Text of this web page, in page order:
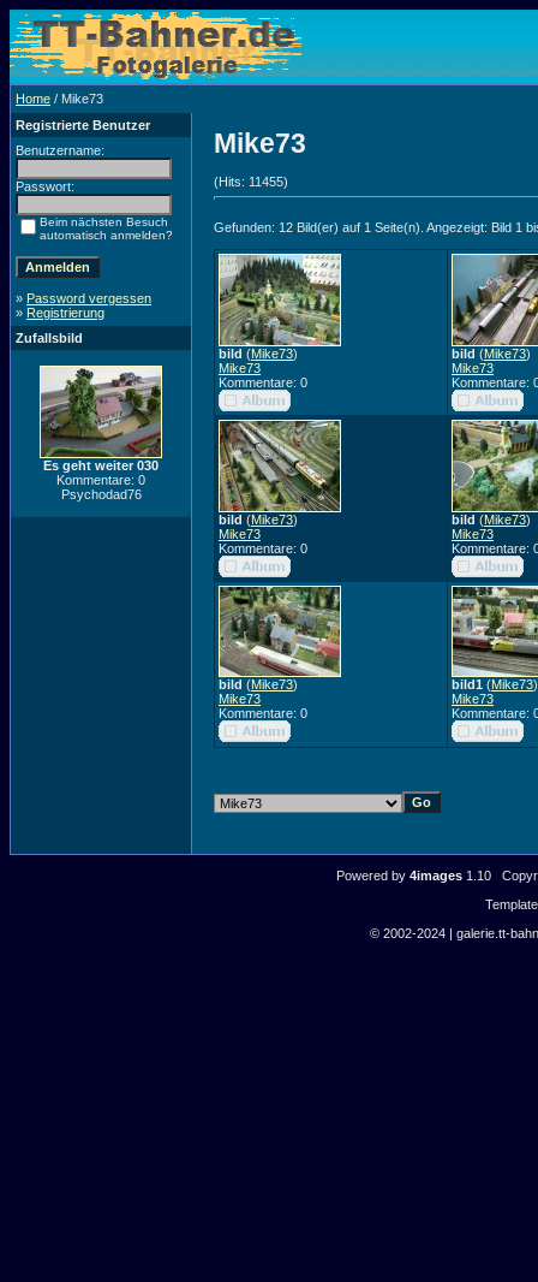
Home / Mike73
Registrierte Benutzer
Benutzername:
Passwort:
Beim nächsten Besuch
automatisch anmelden?
» Password vergessen
» Registrierung
Zufallsbild
Es geht weiter 030
Kommentare: 0
Psychodad76
Mike73
(Hits: 11455)
Gefunden: 12 Bild(er) auf 1 Seite(n). Angezeigt: Bild 1
bild (Mike73)
Mike73
Kommentare: 0
bild (Mike73)
Mike73
Kommentare:
bild (Mike73)
Mike73
Kommentare: 0
bild (Mike73)
Mike73
Kommentare:
bild (Mike73)
Mike73
Kommentare: 0
bild1 (Mike73)
Mike73
Kommentare:
Powered by 4images1.10
© 2002-2024 | galerie.tt-